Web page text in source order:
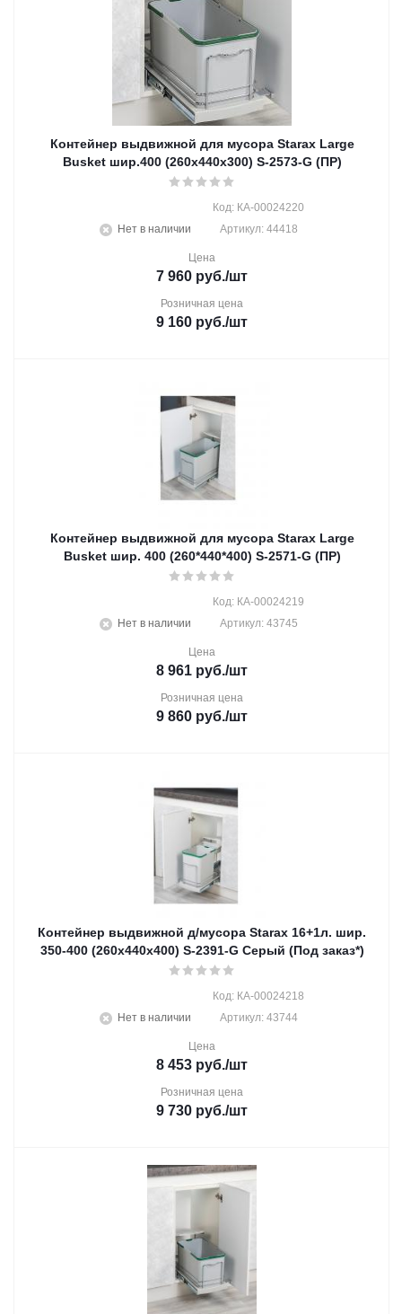
Контейнер выдвижной для мусора Starax Large
Busket шир.400 (260х440х300) S-2573-G (ПР)
Нет в наличии
Код: КА-00024220
Артикул: 44418
Цена
7 960 руб./шт
Розничная цена
9 160 руб./шт
Контейнер выдвижной для мусора Starax Large
Busket шир. 400 (260*440*400) S-2571-G (ПР)
Нет в наличии
Код: КА-00024219
Артикул: 43745
Цена
8 961 руб./шт
Розничная цена
9 860 руб./шт
Контейнер выдвижной д/мусора Starax 16+1л. шир.
350-400 (260x440x400) S-2391-G Серый (Под заказ*)
Нет в наличии
Код: КА-00024218
Артикул: 43744
Цена
8 453 руб./шт
Розничная цена
9 730 руб./шт